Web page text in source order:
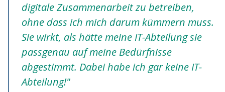
digitale Zusammenarbeit zu betreiben,
ohne dass ich mich darum kümmern muss.
Sie wirkt, als hätte meine IT-Abteilung sie
passgenau auf meine Bedürfnisse
abgestimmt. Dabei habe ich gar keine IT-
Abteilung!"